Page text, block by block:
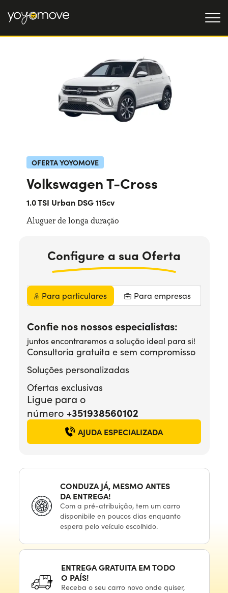
OFERTAS DE RENTING
Particulares
Empresas
OFERTAS DE RENTING
DE CARROS USADOS
QUEM SOMOS
Trabalha connosco
POR QUE É CONVENIENTE
ESCOLHA UM PAÍS
OFERTA YOYOMOVE
Volkswagen T-Cross
1.0 TSI Urban DSG 115cv
Aluguer de longa duração
Configure a sua Oferta
Para particulares Para empresas
Confie nos nossos especialistas:
juntos encontraremos a solução ideal para si!
Consultoria gratuita e sem compromisso
Soluções personalizadas
Ofertas exclusivas
Ligue para o
número +351938560102
AJUDA ESPECIALIZADA
CONDUZA JÁ, MESMO ANTES
DA ENTREGA!
Com a pré-atribuição,tem um carro
disponibile en poucosdias enquanto
espera pelo veículoescolhido.
ENTREGA GRATUITA EM TODO
O PAÍS!
Receba o seu carro novo onde quiser,